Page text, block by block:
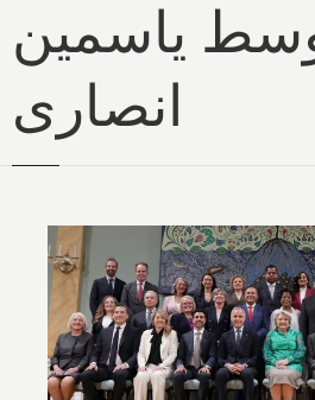
یاسمین
انصاری